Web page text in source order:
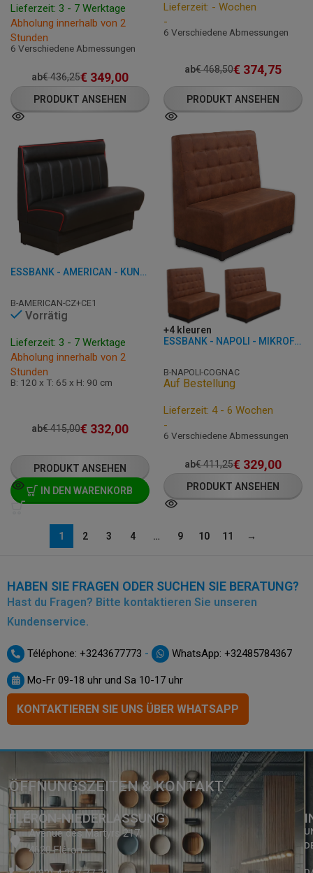
Lieferzeit: 3 - 7 Werktage
Abholung innerhalb von 2
Stunden
6 Verschiedene Abmessungen
ab€436,25€ 349,00
PRODUKT ANSEHEN
Lieferzeit: - Wochen
-
6 Verschiedene Abmessungen
ab€468,50€ 374,75
PRODUKT ANSEHEN
ESSBANK - AMERICAN - KUNSTLEDER
B-AMERICAN-CZ+CE1
Vorrätig
Lieferzeit: 3 - 7 Werktage
Abholung innerhalb von 2
Stunden
B: 120 x T: 65 x H: 90 cm
ab€415,00€ 332,00
PRODUKT ANSEHEN
IN DEN WARENKORB
+4 kleuren
ESSBANK - NAPOLI - MIKROFASER
B-NAPOLI-COGNAC
Auf Bestellung
Lieferzeit: 4 - 6 Wochen
-
6 Verschiedene Abmessungen
ab€411,25€ 329,00
PRODUKT ANSEHEN
1 2 3 4 … 9 10 11 →
HABEN SIE FRAGEN ODER SUCHEN SIE BERATUNG?
Hast du Fragen? Bitte kontaktieren Sie unseren
Kundenservice.
Téléphone: +3243677773 - WhatsApp: +32485784367
Mo-Fr 09-18 uhr und Sa 10-17 uhr
KONTAKTIEREN SIE UNS ÜBER WHATSAPP
ÖFFNUNGSZEITEN & KONTAKT
FLÉRON-NIEDERLASSUNG
Avenue des Martyrs 217,
4620 Fléron